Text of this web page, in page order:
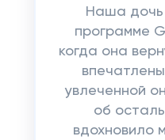
Наша дочь
программе
когда она
увлеченной
об
вдохновило